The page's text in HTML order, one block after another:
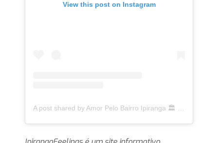
View this post on Instagram